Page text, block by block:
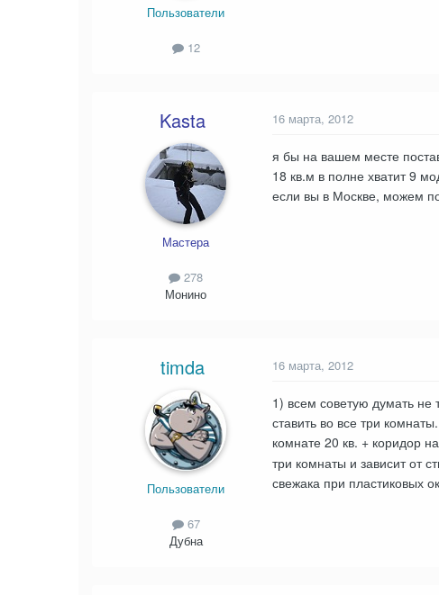
Пользователи
12
Kasta
Мастера
278
Монино
16 марта, 2012
я бы на вашем месте
18 кв.м в полне хватит 9
если вы в Москве, можем
timda
Пользователи
67
Дубна
16 марта, 2012
1) всем советую думать
ставить во все три
комнате 20 кв. + коридор
три комнаты и зависит от
свежака при пластиковых